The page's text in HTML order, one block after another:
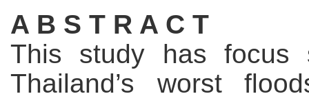
A B S T R A C T
This study has focus
Thailand’s worst